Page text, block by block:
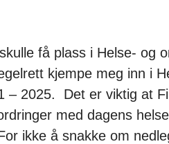
få plass i Helse- og
kjempe meg inn i
2025. Det er viktig at
med dagens
ikke å snakke om